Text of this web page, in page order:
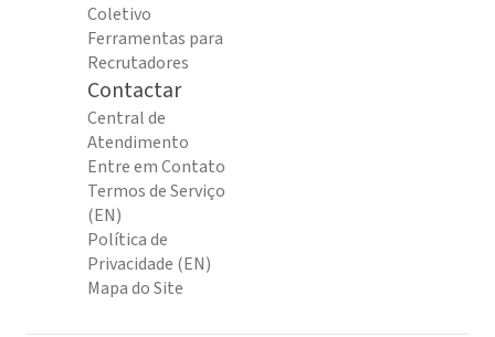
Coletivo
Ferramentas para
Recrutadores
Contactar
Central de
Atendimento
Entre em Contato
Termos de Serviço
(EN)
Política de
Privacidade (EN)
Mapa do Site